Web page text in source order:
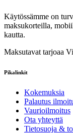
Käytössämme on
maksukorteilla,
kautta.
Maksutavat tarjoaa
Pikalinkit
Kokemuksia
Palautus
Vaurioilmoitus
Ota yhteyttä
Tietosuoja &